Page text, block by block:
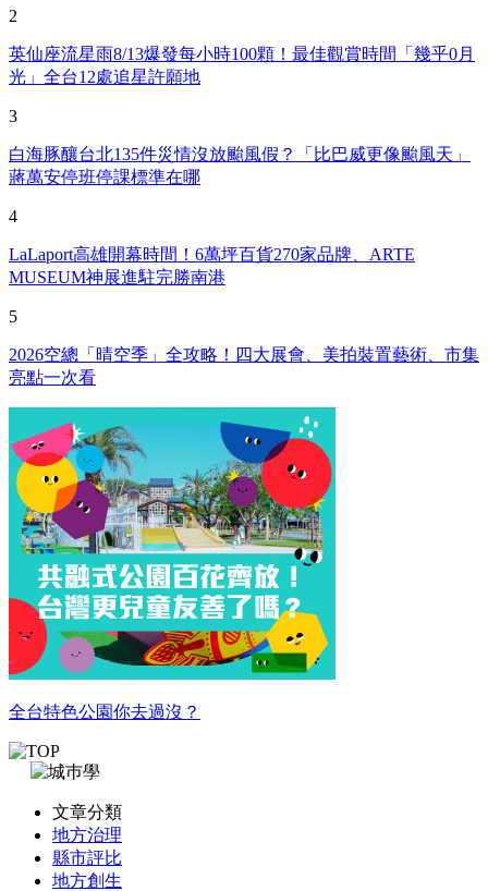
2
英仙座流星雨8/13爆發每小時100顆！最佳觀賞時間「幾乎0月
光」全台12處追星許願地
3
白海豚釀台北135件災情沒放颱風假？「比巴威更像颱風天」
蔣萬安停班停課標準在哪
4
LaLaport高雄開幕時間！6萬坪百貨270家品牌、ARTE
MUSEUM神展進駐完勝南港
5
2026空總「晴空季」全攻略！四大展會、美拍裝置藝術、市集
亮點一次看
全台特色公園你去過沒？
文章分類
地方治理
縣市評比
地方創生